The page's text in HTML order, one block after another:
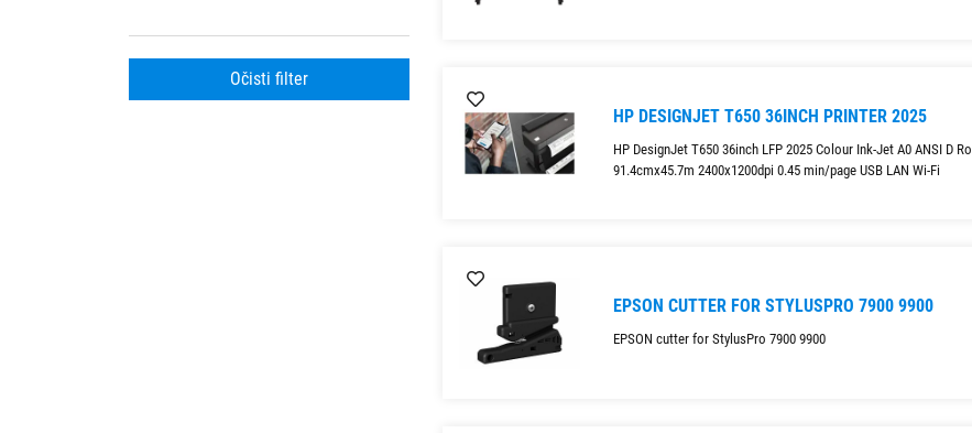
Očisti filter
HP DESIGNJET T650 36INCH PRINTER 2025
HP DesignJet T650 36inch LFP 2025 Colour Ink-Jet A0 ANSI D Roll
91.4cmx45.7m 2400x1200dpi 0.45 min/page USB LAN Wi-Fi
EPSON CUTTER FOR STYLUSPRO 7900 9900
EPSON cutter for StylusPro 7900 9900